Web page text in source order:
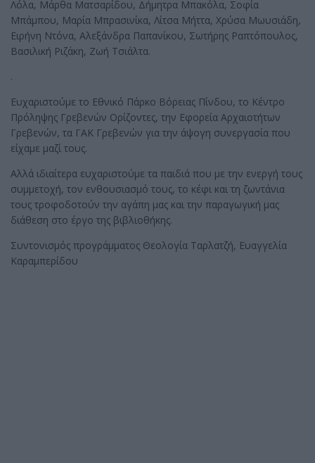
Λόλα, Μάρθα Ματσαρίδου, Δήμητρα Μπακόλα, Σοφία
Μπάμπου, Μαρία Μπρασινίκα, Λίτσα Μήττα, Χρύσα Μωυσιάδη,
Ειρήνη Ντόνα, Αλεξάνδρα Παπανίκου, Σωτήρης Ραπτόπουλος,
Βασιλική Ριζάκη, Ζωή Τσιάλτα.
.
Ευχαριστούμε το Εθνικό Πάρκο Βόρειας Πίνδου, το Κέντρο
Πρόληψης Γρεβενών Ορίζοντες, την Εφορεία Αρχαιοτήτων
Γρεβενών, τα ΓΑΚ Γρεβενών για την άψογη συνεργασία που
είχαμε μαζί τους.
Αλλά ιδιαίτερα ευχαριστούμε τα παιδιά που με την ενεργή τους
συμμετοχή, τον ενθουσιασμό τους, το κέφι και τη ζωντάνια
τους τροφοδοτούν την αγάπη μας και την παραγωγική μας
διάθεση στο έργο της βιβλιοθήκης.
Συντονισμός προγράμματος Θεολογία Ταρλατζή, Ευαγγελία
Καραμπερίδου